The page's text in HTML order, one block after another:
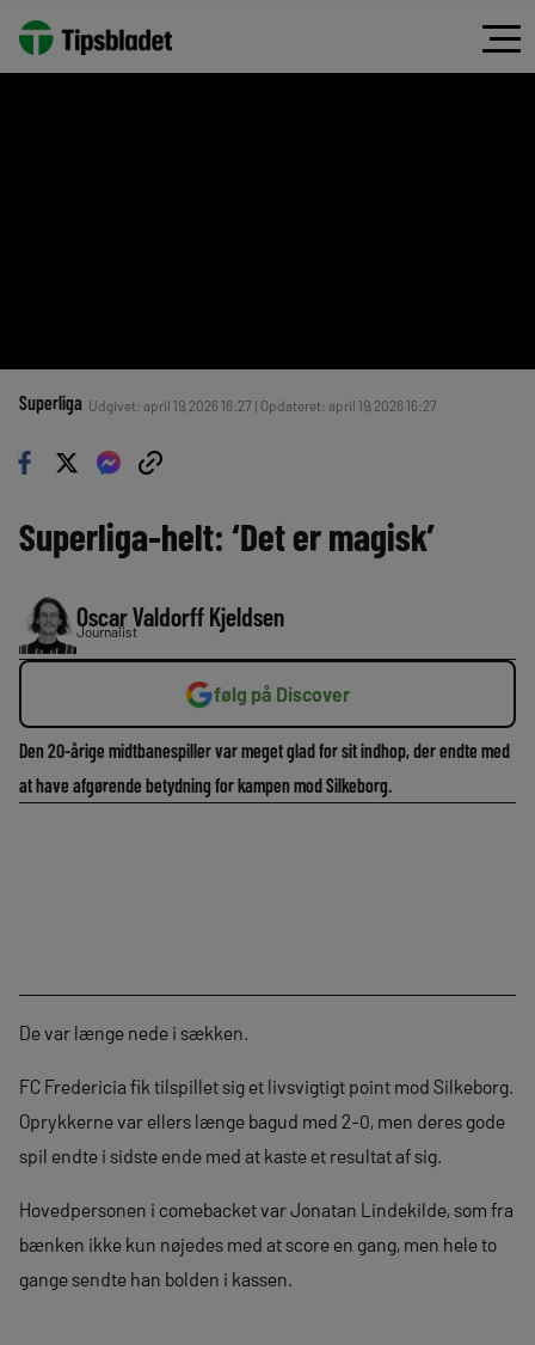
Superliga Udgivet: april 19, 2026 16:27 | Opdateret: april 19, 2026 16:27
Superliga-helt: ‘Det er magisk’
Oscar Valdorff Kjeldsen
Journalist
følg på Discover
Den 20-årige midtbanespiller var meget glad for sit indhop, der endte med
at have afgørende betydning for kampen mod Silkeborg.
De var længe nede i sækken.
FC Fredericia fik tilspillet sig et livsvigtigt point mod Silkeborg.
Oprykkerne var ellers længe bagud med 2-0, men deres gode
spil endte i sidste ende med at kaste et resultat af sig.
Hovedpersonen i comebacket var Jonatan Lindekilde, som fra
bænken ikke kun nøjedes med at score en gang, men hele to
gange sendte han bolden i kassen.